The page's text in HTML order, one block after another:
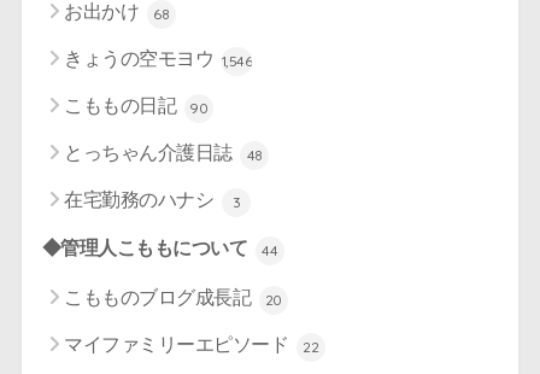
お出かけ 68
きょうの空モヨウ 1,546
こももの日記 90
とっちゃん介護日誌 48
在宅勤務のハナシ 3
◆管理人こももについて 44
こもものブログ成長記 20
マイファミリーエピソード 22